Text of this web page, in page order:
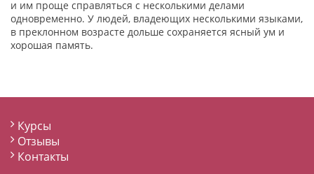
и им проще справляться с несколькими делами
одновременно. У людей, владеющих несколькими языками,
в преклонном возрасте дольше сохраняется ясный ум и
хорошая память.
Курсы
Отзывы
Контакты